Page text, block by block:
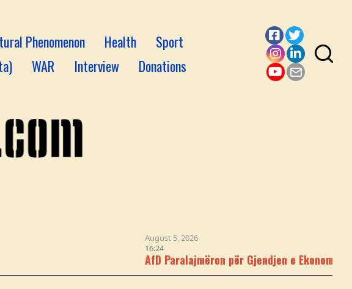
Phenomenon Health
Sport
WAR Interview Donations
Facebook
Twitter
Instagram
LinkedIn
August 5, 2026
AfD Paralajmëron për Gjendjen e Ekonomisë